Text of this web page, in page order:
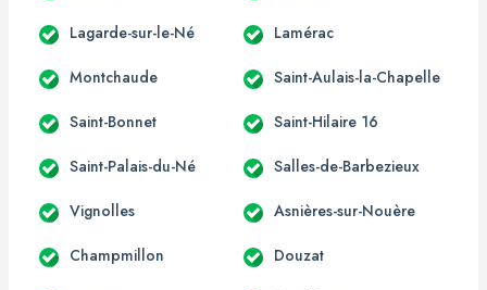
Lagarde-sur-le-Né Lamérac
Montchaude Saint-Aulais-la-Chapelle
Saint-Bonnet Saint-Hilaire 16
Saint-Palais-du-Né Salles-de-Barbezieux
Vignolles Asnières-sur-Nouère
Champmillon Douzat